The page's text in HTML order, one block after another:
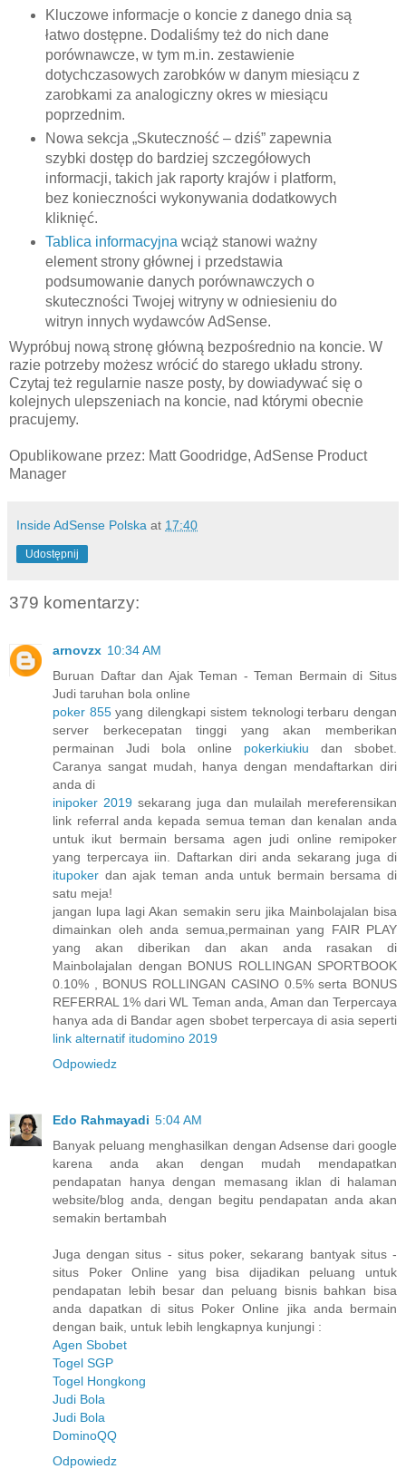
Kluczowe informacje o koncie z danego dnia są
łatwo dostępne. Dodaliśmy też do nich dane
porównawcze, w tym m.in. zestawienie
dotychczasowych zarobków w danym miesiącu z
zarobkami za analogiczny okres w miesiącu
poprzednim.
Nowa sekcja „Skuteczność – dziś” zapewnia
szybki dostęp do bardziej szczegółowych
informacji, takich jak raporty krajów i platform,
bez konieczności wykonywania dodatkowych
kliknięć.
Tablica informacyjna wciąż stanowi ważny
element strony głównej i przedstawia
podsumowanie danych porównawczych o
skuteczności Twojej witryny w odniesieniu do
witryn innych wydawców AdSense.
Wypróbuj nową stronę główną bezpośrednio na koncie. W
razie potrzeby możesz wrócić do starego układu strony.
Czytaj też regularnie nasze posty, by dowiadywać się o
kolejnych ulepszeniach na koncie, nad którymi obecnie
pracujemy.
Opublikowane przez: Matt Goodridge, AdSense Product
Manager
Inside AdSense Polska at 17:40
Udostępnij
379 komentarzy:
arnovzx 10:34 AM
Buruan Daftar dan Ajak Teman - Teman Bermain di Situs
Judi taruhan bola online
poker 855yang dilengkapi sistem teknologi terbaru dengan
server berkecepatan tinggi yang akan memberikan
permainan Judi bola online pokerkiukiu dan sbobet.
Caranya sangat mudah, hanya dengan mendaftarkan diri
anda di
inipoker 2019 sekarang juga dan mulailah mereferensikan
link referral anda kepada semua teman dan kenalan anda
untuk ikut bermain bersama agen judi online remipoker
yang terpercaya iin. Daftarkan diri anda sekarang juga di
itupoker dan ajak teman anda untuk bermain bersama di
satu meja!
jangan lupa lagi Akan semakin seru jika Mainbolajalan bisa
dimainkan oleh anda semua,permainan yang FAIR PLAY
yang akan diberikan dan akan anda rasakan di
Mainbolajalan dengan BONUS ROLLINGAN SPORTBOOK
0.10% , BONUS ROLLINGAN CASINO 0.5% serta BONUS
REFERRAL 1% dari WL Teman anda, Aman dan Terpercaya
hanya ada di Bandar agen sbobet terpercaya di asia seperti
link alternatif itudomino 2019
Odpowiedz
Edo Rahmayadi 5:04 AM
Banyak peluang menghasilkan dengan Adsense dari google
karena anda akan dengan mudah mendapatkan
pendapatan hanya dengan memasang iklan di halaman
website/blog anda, dengan begitu pendapatan anda akan
semakin bertambah
Juga dengan situs - situs poker, sekarang bantyak situs -
situs Poker Online yang bisa dijadikan peluang untuk
pendapatan lebih besar dan peluang bisnis bahkan bisa
anda dapatkan di situs Poker Online jika anda bermain
dengan baik, untuk lebih lengkapnya kunjungi :
Agen Sbobet
Togel SGP
Togel Hongkong
Judi Bola
Judi Bola
DominoQQ
Odpowiedz